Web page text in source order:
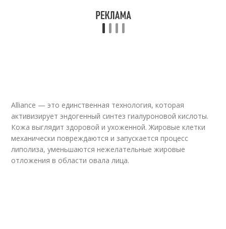
Alliance — это единственная технология, которая
активизирует эндогенный синтез гиалуроновой кислоты.
Кожа выглядит здоровой и ухоженной. Жировые клетки
механически повреждаются и запускается процесс
липолиза, уменьшаются нежелательные жировые
отложения в области овала лица.